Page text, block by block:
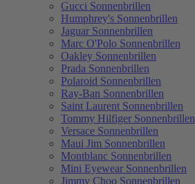
Gucci Sonnenbrillen
Humphrey's Sonnenbrillen
Jaguar Sonnenbrillen
Marc O'Polo Sonnenbrillen
Oakley Sonnenbrillen
Prada Sonnenbrillen
Polaroid Sonnenbrillen
Ray-Ban Sonnenbrillen
Saint Laurent Sonnenbrillen
Tommy Hilfiger Sonnenbrillen
Versace Sonnenbrillen
Maui Jim Sonnenbrillen
Montblanc Sonnenbrillen
Mini Eyewear Sonnenbrillen
Jimmy Choo Sonnenbrillen